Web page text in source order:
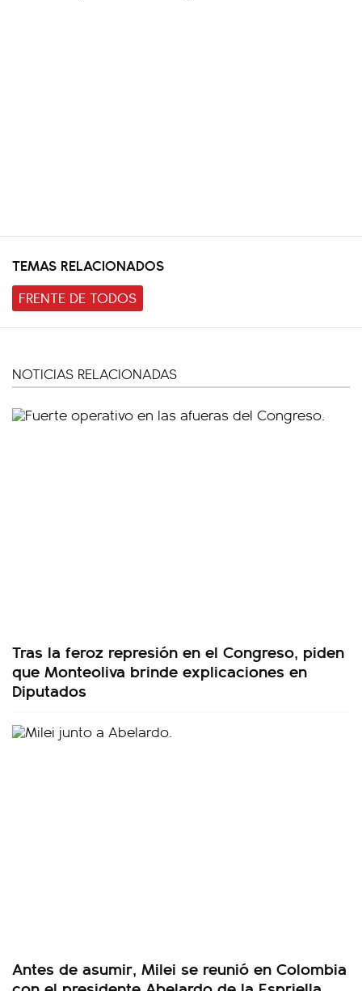
TEMAS RELACIONADOS
FRENTE DE TODOS
NOTICIAS RELACIONADAS
Tras la feroz represión en el Congreso, piden
que Monteoliva brinde explicaciones en
Diputados
Antes de asumir, Milei se reunió en Colombia